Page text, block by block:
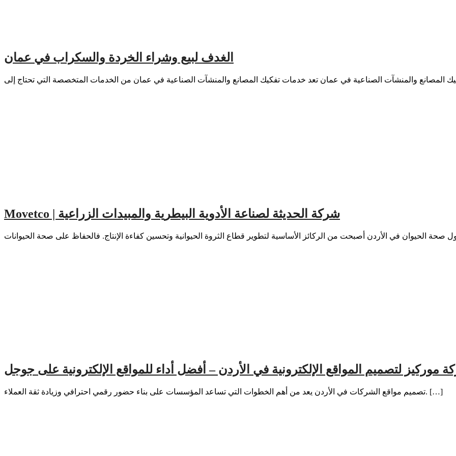
الغدف لبيع وشراء الخردة والسكراب في عمان
Movetco | شركة الحديثة لصناعة الأدوية البيطرية والمبيدات الزراعية
موركيز لتصميم المواقع الإلكترونية في الأردن – أفضل أداء للمواقع الإلكترونية على جوجل
تصميم مواقع الشركات في الأردن يعد من أهم الخطوات التي تساعد المؤسسات على بناء حضور رقمي احترافي وزيادة ثقة العملاء. […]